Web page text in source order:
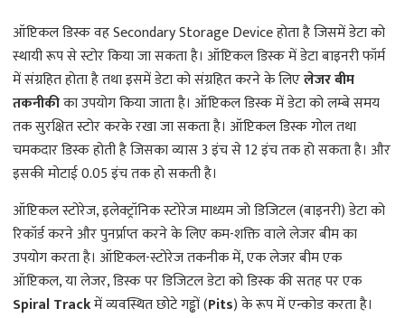
ऑप्टिकल डिस्क वह Secondary Storage Device होता है जिसमें डेटा को
स्थायी रूप से स्टोर किया जा सकता है। ऑप्टिकल डिस्क में डेटा बाइनरी फॉर्म
में संग्रहित होता है तथा इसमें डेटा को संग्रहित करने के लिएलेजर बीम
तकनीकीका उपयोग किया जाता है। ऑप्टिकल डिस्क में डेटा को लम्बे समय
तक सुरक्षित स्टोर करके रखा जा सकता है। ऑप्टिकल डिस्क गोल तथा
चमकदार डिस्क होती है जिसका व्यास 3 इंच से 12 इंच तक हो सकता है। और
इसकी मोटाई 0.05 इंच तक हो सकती है।
ऑप्टिकल स्टोरेज, इलेक्ट्रॉनिक स्टोरेज माध्यम जो डिजिटल (बाइनरी) डेटा को
रिकॉर्ड करने और पुनर्प्राप्त करने के लिए कम-शक्ति वाले लेजर बीम का
उपयोग करता है। ऑप्टिकल-स्टोरेज तकनीक में, एक लेजर बीम एक
ऑप्टिकल, या लेजर, डिस्क पर डिजिटल डेटा को डिस्क की सतह पर एक
Spiral Trackमें व्यवस्थित छोटे गड्ढों (Pits) के रूप में एन्कोड करता है।